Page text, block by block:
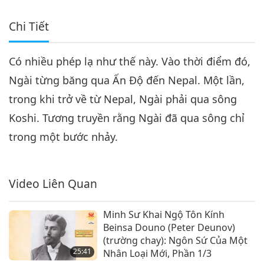
4
14:04
4/4
Câu Chuyện Thánh Nhân 2020-02-02 5634Lượt Xem
Chi Tiết
Có nhiều phép lạ như thế này. Vào thời điểm đó,
Ngài từng băng qua Ấn Độ đến Nepal. Một lần,
trong khi trở về từ Nepal, Ngài phải qua sông
Koshi. Tương truyền rằng Ngài đã qua sông chỉ
trong một bước nhảy.
Video Liên Quan
25:41
Minh Sư Khai Ngộ Tôn Kính
Beinsa Douno (Peter Deunov)
(trường chay): Ngôn Sứ Của Một
Nhân Loại Mới, Phần 1/3